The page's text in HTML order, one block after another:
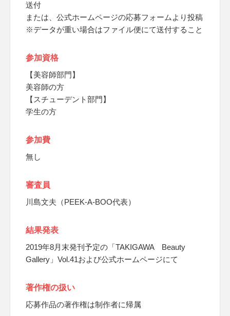
送付
または、公式ホームページの応募フォームより投稿
※データが重い場合はファイル便にて送付すること
参加資格
【美容師部門】
美容師の方
【スチューデント部門】
学生の方
参加費
無し
審査員
川島文夫（PEEK-A-BOO代表）
結果発表
2019年8月末発刊予定の「TAKIGAWA Beauty
Gallery」Vol.41および公式ホームページにて
著作権の扱い
応募作品の著作権は制作者に帰属